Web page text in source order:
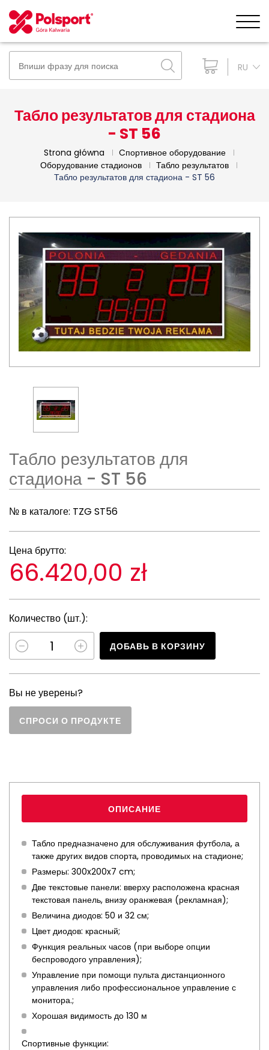
RU
Табло результатов для стадиона
- ST 56
Strona główna
Cпортивное оборудование
Оборудование стадионов
Табло результатов
Табло результатов для стадиона - ST 56
Табло результатов для
стадиона - ST 56
№ в каталоге: TZG ST56
Цена брутто:
66.420,00 zł
Количество (шт.):
ДОБАВЬ В КОРЗИНУ
Вы не уверены?
СПРОСИ О ПРОДУКТЕ
ОПИСАНИЕ
Табло предназначено для обслуживания футбола, а
также других видов спорта, проводимых на стадионе;
Размеры: 300x200x7 cm;
Две текстовые панели: вверху расположена красная
текстовая панель, внизу оранжевая (рекламная);
Величина диодов: 50 и 32 см;
Цвет диодов: красный;
Функция реальных часов (при выборе опции
беспроводого управления);
Управление при помощи пульта дистанционного
управления либо профессиональное управление с
монитора.;
Хорошая видимость до 130 м
Спортивные функции: